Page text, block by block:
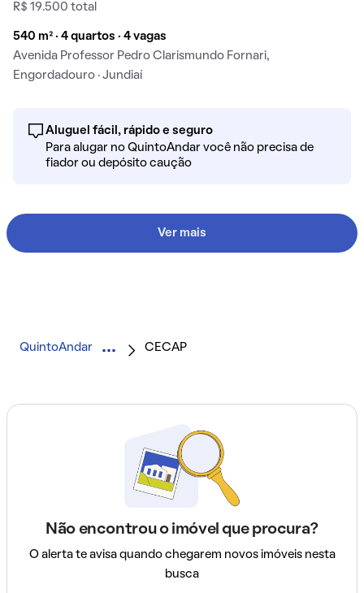
R$ 19.500 total
540 m² · 4 quartos · 4 vagas
Avenida Professor Pedro Clarismundo Fornari,
Engordadouro · Jundiaí
Aluguel fácil, rápido e seguro
Para alugar no QuintoAndar você não precisa de
fiador ou depósito caução
Ver mais
QuintoAndar CECAP
Não encontrou o imóvel que procura?
O alerta te avisa quando chegarem novos imóveis nesta
busca